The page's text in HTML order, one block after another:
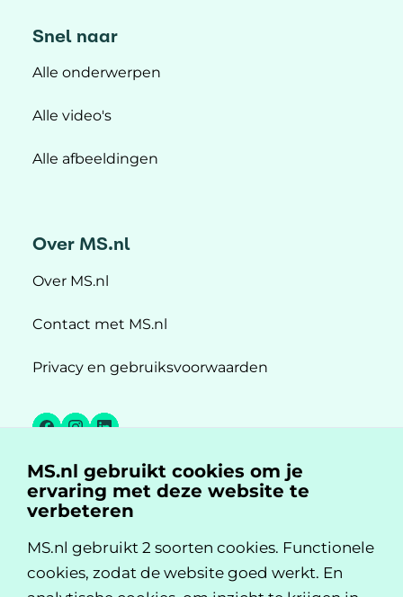
Snel naar
Alle onderwerpen
Alle video's
Alle afbeeldingen
Over MS.nl
Over MS.nl
Contact met MS.nl
Privacy en gebruiksvoorwaarden
Facebook
Instagram
LinkedIn
MS.nl is een initiatief van:
MS.nl gebruikt cookies om je
ervaring met deze website te
verbeteren
MS.nl gebruikt 2 soorten cookies. Functionele
cookies, zodat de website goed werkt. En